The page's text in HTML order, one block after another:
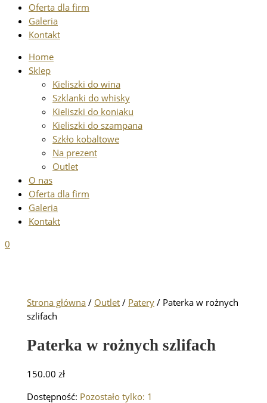
Oferta dla firm
Galeria
Kontakt
Home
Sklep
Kieliszki do wina
Szklanki do whisky
Kieliszki do koniaku
Kieliszki do szampana
Szkło kobaltowe
Na prezent
Outlet
O nas
Oferta dla firm
Galeria
Kontakt
0
Strona główna / Outlet / Patery / Paterka w rożnych
szlifach
Paterka w rożnych szlifach
150.00zł
Dostępność: Pozostało tylko: 1